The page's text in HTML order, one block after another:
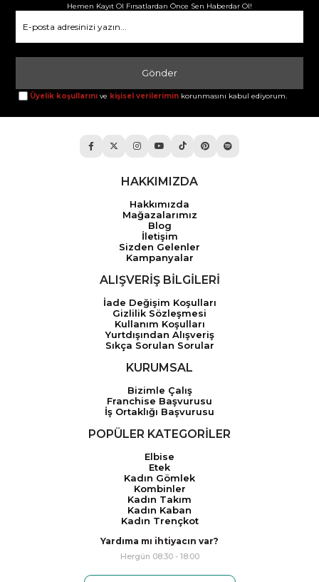
Hemen Kayıt Ol Fırsatlardan Önce Sen Haberdar Ol!
Gönder
Üyelik koşullarını ve kişisel verilerimin korunmasını kabul ediyorum.
HAKKIMIZDA
Hakkımızda
Mağazalarımız
Blog
İletişim
Sizden Gelenler
Kampanyalar
ALIŞVERİŞ BİLGİLERİ
İade Değişim Koşulları
Gizlilik Sözleşmesi
Kullanım Koşulları
Yurtdışından Alışveriş
Sıkça Sorulan Sorular
KURUMSAL
Bizimle Çalış
Franchise Başvurusu
İş Ortaklığı Başvurusu
POPÜLER KATEGORİLER
Elbise
Etek
Kadın Gömlek
Kombinler
Kadın Takım
Kadın Kaban
Kadın Trençkot
Yardıma mı ihtiyacın var?
Hergün 08:30 - 18:00